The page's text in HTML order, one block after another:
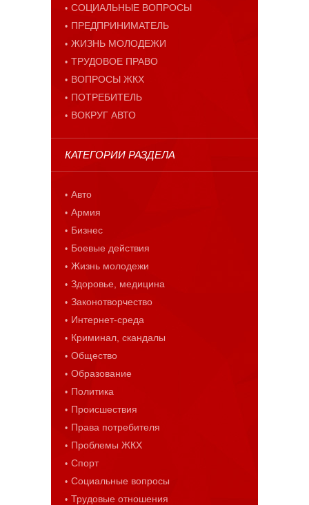
СОЦИАЛЬНЫЕ ВОПРОСЫ
ПРЕДПРИНИМАТЕЛЬ
ЖИЗНЬ МОЛОДЕЖИ
ТРУДОВОЕ ПРАВО
ВОПРОСЫ ЖКХ
ПОТРЕБИТЕЛЬ
ВОКРУГ АВТО
КАТЕГОРИИ РАЗДЕЛА
Авто
Армия
Бизнес
Боевые действия
Жизнь молодежи
Здоровье, медицина
Законотворчество
Интернет-среда
Криминал, скандалы
Общество
Образование
Политика
Происшествия
Права потребителя
Проблемы ЖКХ
Спорт
Социальные вопросы
Трудовые отношения